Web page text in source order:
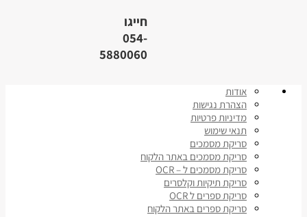
חייגו
054-
5880060
אודות
הצהרת נגישות
מדיניות פרטיות
תנאי שימוש
סריקת מסמכים
סריקת מסמכים באתר הלקוח
סריקת מסמכים ל – OCR
סריקת תיקיות וקלסרים
סריקת ספרים ל OCR
סריקת ספרים באתר הלקוח